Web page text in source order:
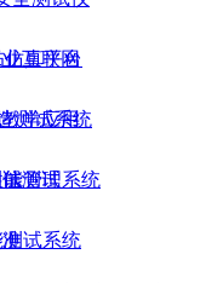
仿真平台
测试系统
能管理系统
测试系统
互联网
测试
学应用